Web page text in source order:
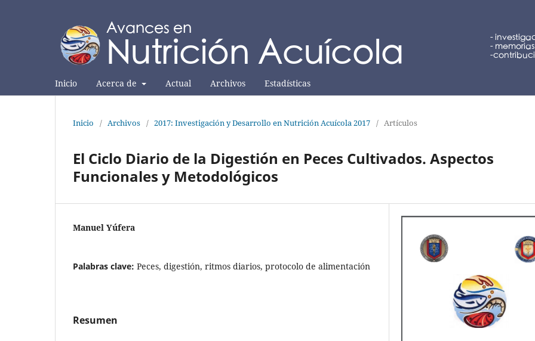
Inicio Acerca de Actual Archivos Estadísticas
Inicio / Archivos / 2017: Investigación y Desarrollo en Nutrición Acuícola 2017 / Artículos
El Ciclo Diario de la Digestión en Peces Cultivados. Aspectos
Funcionales y Metodológicos
Manuel Yúfera
Palabras clave: Peces, digestión, ritmos diarios, protocolo de alimentación
Resumen